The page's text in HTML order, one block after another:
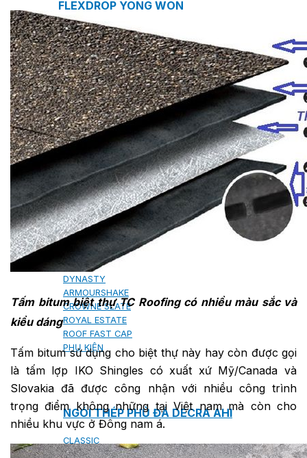
FLEXDROP YONG WON
SƠN CHỐNG CHÁY FLAMEBAR BW11
RON CHỐNG CHÁY
KEO ACRYLIC SEALANT
Sản phẩm Kiến trúc
NGÓI BITUM PHỦ ĐÁ IKO
MARATHON (VIÊN GẠCH)
ARMOURSHIELD (TỔ ONG)
SUPERGLASS BIBER (VẢY CÁ)
CAMBRIDGE (XẾP LỚP)
CAMBRIDGE XTREME
DYNASTY
ARMOURSHAKE
CROWNE SLATE
ROYAL ESTATE
ROOF FAST CAP
PHỤ KIỆN
NGÓI THÉP PHỦ ĐÁ DECRA AHI
CLASSIC
HERITAGE
Tấm bitum biệt thự TC Roofing có nhiều màu sắc và
kiểu dáng
Tấm bitum sử dụng cho biệt thự này hay còn được gọi
là tấm lợp IKO Shingles có xuất xứ Mỹ/Canada và
Slovakia đã được công nhận với nhiều công trình
trọng điểm không những tại Việt nam mà còn cho
nhiều khu vực ở Đông nam á.